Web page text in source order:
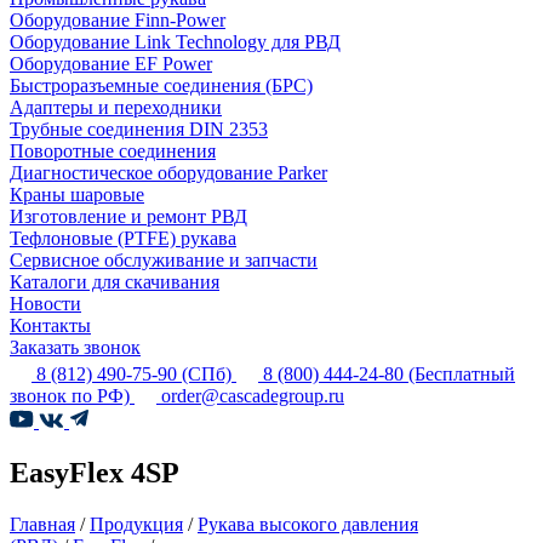
Оборудование Finn-Power
Оборудование Link Technology для РВД
Оборудование EF Power
Быстроразъемные соединения (БРС)
Адаптеры и переходники
Трубные соединения DIN 2353
Поворотные соединения
Диагностическое оборудование Parker
Краны шаровые
Изготовление и ремонт РВД
Тефлоновые (PTFE) рукава
Сервисное обслуживание и запчасти
Каталоги для скачивания
Новости
Контакты
Заказать звонок
8 (812) 490-75-90 (СПб) 8 (800) 444-24-80 (Бесплатный
звонок по РФ)
order@cascadegroup.ru
EasyFlex 4SP
Главная /Продукция /Рукава высокого давления